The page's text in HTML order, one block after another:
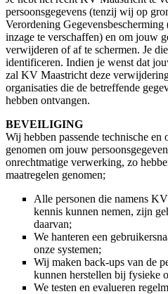
persoonsgegevens (tenzij wij op
Verordening
inzage te verschaffen) en om jouw
verwijderen of af te schermen. Je
identificeren. Indien je wenst dat
zal KV Maastricht deze
organisaties die de betreffende
hebben ontvangen.
BEVEILIGING
Wij hebben passende technische en
genomen om jouw
onrechtmatige verwerking, zo
maatregelen genomen;
Alle personen die namens
kennis kunnen nemen, zijn
daarvan;
We hanteren een
onze systemen;
Wij maken back-ups van de
kunnen herstellen bij fysieke
We testen en evalueren